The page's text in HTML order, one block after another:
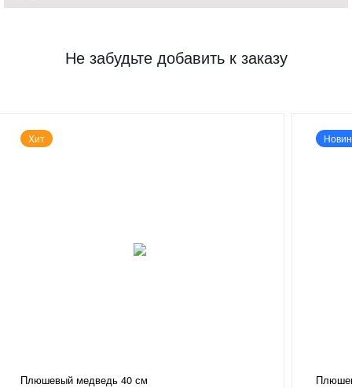
Не забудьте добавить к заказу
Хит
Плюшевый медведь 40 см